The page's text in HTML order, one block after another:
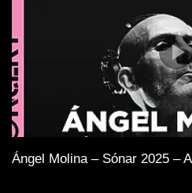
Ángel Molina – Sónar 2025 –